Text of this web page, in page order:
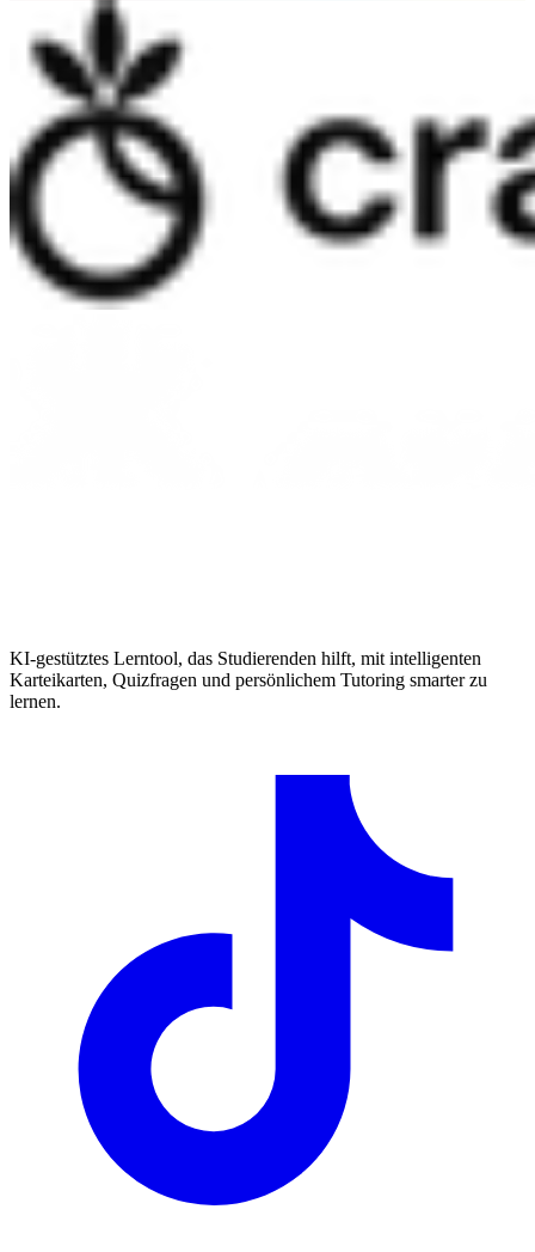
KI-gestütztes Lerntool, das Studierenden hilft, mit intelligenten
Karteikarten, Quizfragen und persönlichem Tutoring smarter zu
lernen.